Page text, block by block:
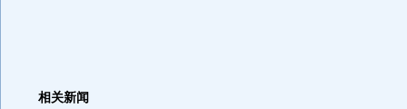
相关新闻